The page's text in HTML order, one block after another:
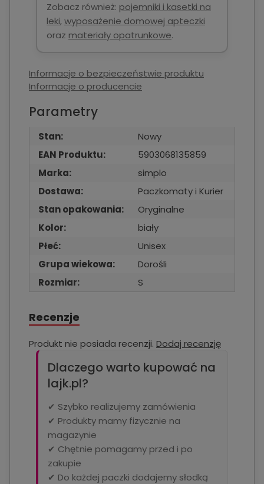
Zobacz również: pojemniki i kasetki na
leki,wyposażenie domowej apteczki
oraz materiały opatrunkowe.
Informacje o bezpieczeństwie produktu
Informacje o producencie
Parametry
Stan:
Nowy
EAN Produktu:
5903068135859
Marka:
simplo
Dostawa:
Paczkomaty i Kurier
Stan opakowania:
Oryginalne
Kolor:
biały
Płeć:
Unisex
Grupa wiekowa:
Dorośli
Rozmiar:
S
Recenzje
Produkt nie posiada recenzji. Dodaj recenzję
Dlaczego warto kupować na
lajk.pl?
✔ Szybko realizujemy zamówienia
✔ Produkty mamy fizycznie na
magazynie
✔ Chętnie pomagamy przed i po
zakupie
✔ Do każdej paczki dodajemy słodką